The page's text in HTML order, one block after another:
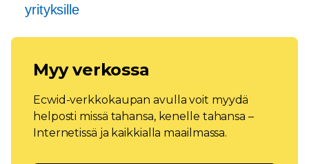
yrityksille
Myy verkossa
Ecwid-verkkokaupan avulla voit myydä
helposti missä tahansa, kenelle tahansa –
Internetissä ja kaikkialla maailmassa.